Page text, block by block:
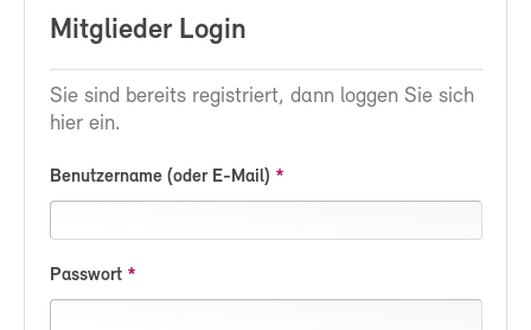
Mitglieder Login
Sie sind bereits registriert, dann loggen Sie sich
hier ein.
Benutzername (oder E-Mail)
Passwort